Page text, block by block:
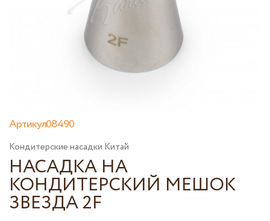
Артикул08490
Кондитерские насадки Китай
НАСАДКА НА
КОНДИТЕРСКИЙ МЕШОК
ЗВЕЗДА 2F